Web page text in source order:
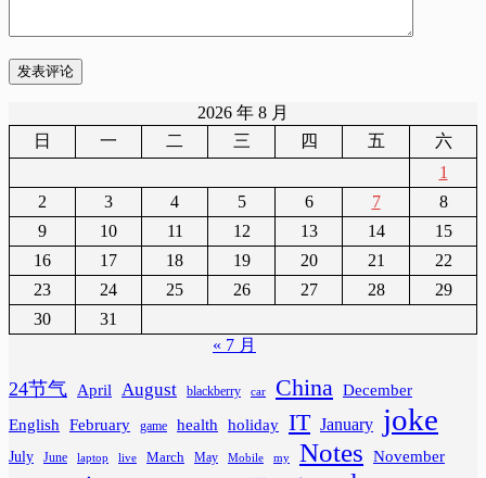
发表评论
2026 年 8 月
日
一 二 三 四 五
六
1
2
3 4 5 6 7
8
9
10 11 12 13 14
15
16
17 18 19 20 21
22
23
24 25 26 27 28
29
30
31
« 7 月
24节气 April August blackberry car China
December
English
February game health holiday IT January joke
July June laptop live March May Mobile my Notes November